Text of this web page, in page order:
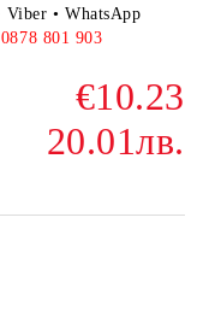
Viber • WhatsApp
0878 801 903
€10.23
20.01лв.